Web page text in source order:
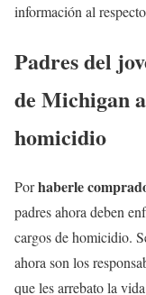
información al
Padres del
de Michigan
homicidio
Porhaberle
padres ahora deben
cargos de homicidio.
ahora son los
que les arrebato la